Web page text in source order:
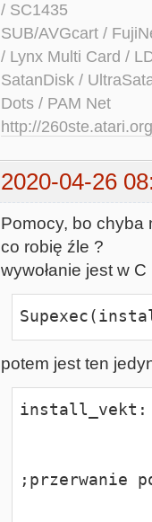
/ SC1435
SUB/AVGcart /
/ Lynx Multi Card /
SatanDisk /
Dots / PAM Net
http://260ste.atari.org
2020-04-26
Pomocy, bo chyba
co robię źle ?
wywołanie jest w C
potem jest ten
install_vekt:
;przerwanie